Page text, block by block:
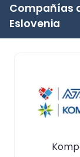
Compañías
Eslovenia